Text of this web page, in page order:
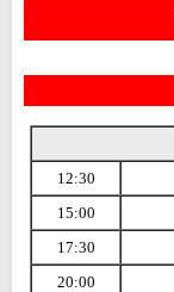
12:30
15:00
17:30
20:00